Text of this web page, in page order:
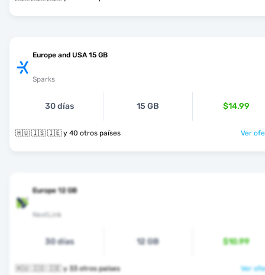
Europe and USA 15 GB
Sparks
30 días 15 GB $14.99
🇭🇺 🇮🇸 🇮🇪 y 40 otros países Ver
Europe 12 GB
NextLink
30 días 12 GB $10.99
🇭🇺 🇮🇸 🇮🇪 y 33 otros países Ver